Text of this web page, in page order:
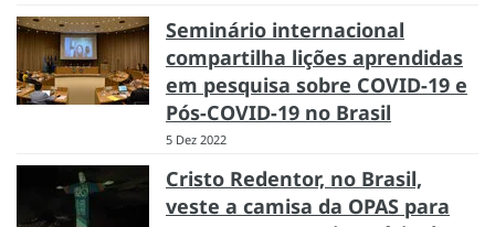
Seminário internacional
compartilha lições aprendidas
em pesquisa sobre COVID-19 e
Pós-COVID-19 no Brasil
5 Dez 2022
Cristo Redentor, no Brasil,
veste a camisa da OPAS para